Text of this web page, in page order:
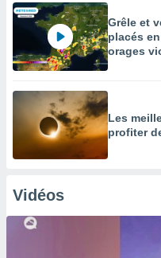
Grêle et
placés
orages
Les
profiter
Vidéos